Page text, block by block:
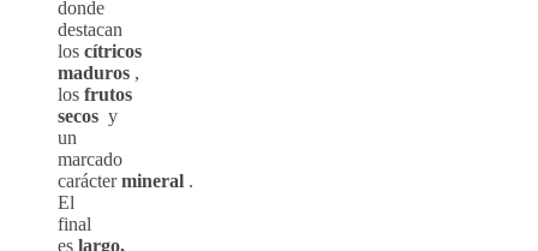
donde
destacan
los cítricos
maduros ,
los frutos
secos y
un
marcado
caráctermineral .
El
final
es largo,